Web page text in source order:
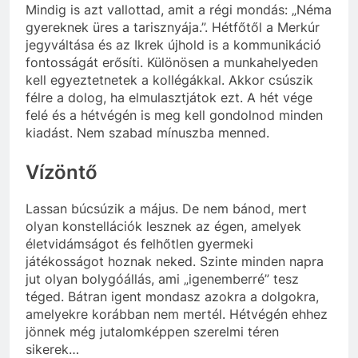
Mindig is azt vallottad, amit a régi mondás: „Néma
gyereknek üres a tarisznyája.”. Hétfőtől a Merkúr
jegyváltása és az Ikrek újhold is a kommunikáció
fontosságát erősíti. Különösen a munkahelyeden
kell egyeztetnetek a kollégákkal. Akkor csúszik
félre a dolog, ha elmulasztjátok ezt. A hét vége
felé és a hétvégén is meg kell gondolnod minden
kiadást. Nem szabad mínuszba menned.
Vízöntő
Lassan búcsúzik a május. De nem bánod, mert
olyan konstellációk lesznek az égen, amelyek
életvidámságot és felhőtlen gyermeki
játékosságot hoznak neked. Szinte minden napra
jut olyan bolygóállás, ami „igenemberré” tesz
téged. Bátran igent mondasz azokra a dolgokra,
amelyekre korábban nem mertél. Hétvégén ehhez
jönnek még jutalomképpen szerelmi téren
sikerek…